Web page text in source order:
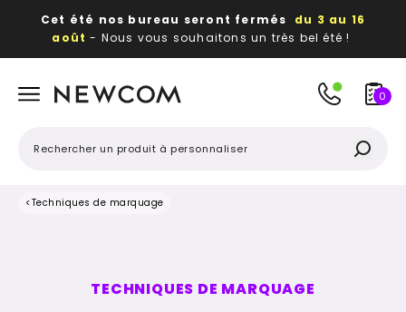
Cet été nos bureau seront fermés du 3 au 16
août - Nous vous souhaitons un très bel été !
publicitaires
0
< Techniques de marquage
TECHNIQUES DE MARQUAGE